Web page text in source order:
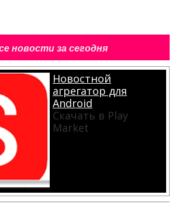
новости за сегодня
Новостной
агрегатор для
Android
Скачать в Play
Market